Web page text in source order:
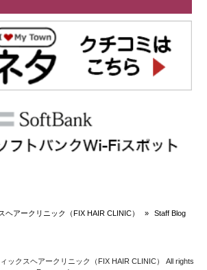
ヘアークリニック（FIX HAIR CLINIC） » Staff Blog
ックスヘアークリニック（FIX HAIR CLINIC） All rights